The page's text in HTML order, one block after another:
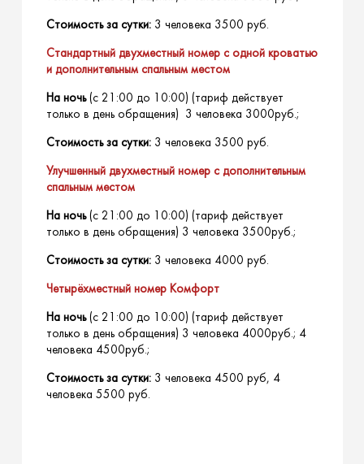
Стоимость за сутки:3 человека 3500 руб.
Стандартный двухместный номер с одной кроватью
и дополнительным спальным местом
На ночь(с 21:00 до 10:00) (тариф действует
только в день обращения) 3 человека 3000руб.;
Стоимость за сутки:3 человека 3500 руб.
Улучшенный двухместный номер с дополнительным
спальным местом
На ночь(с 21:00 до 10:00) (тариф действует
только в день обращения) 3 человека 3500руб.;
Стоимость за сутки:3 человека 4000 руб.
Четырёхместный номер Комфорт
На ночь(с 21:00 до 10:00) (тариф действует
только в день обращения) 3 человека 4000руб.; 4
человека 4500руб.;
Стоимость за сутки:3 человека 4500 руб, 4
человека 5500 руб.